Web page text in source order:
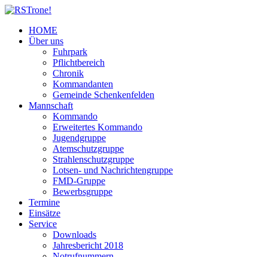
HOME
Über uns
Fuhrpark
Pflichtbereich
Chronik
Kommandanten
Gemeinde Schenkenfelden
Mannschaft
Kommando
Erweitertes Kommando
Jugendgruppe
Atemschutzgruppe
Strahlenschutzgruppe
Lotsen- und Nachrichtengruppe
FMD-Gruppe
Bewerbsgruppe
Termine
Einsätze
Service
Downloads
Jahresbericht 2018